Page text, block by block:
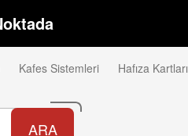
Kafes Sistemleri Hafıza Kartları
ARA